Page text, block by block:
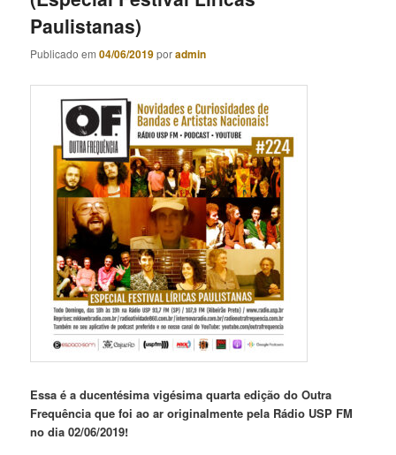
Paulistanas)
Publicado em04/06/2019poradmin
Essa é a ducentésima vigésima quarta edição do Outra
Frequência que foi ao ar originalmente pela Rádio USP FM
no dia 02/06/2019!